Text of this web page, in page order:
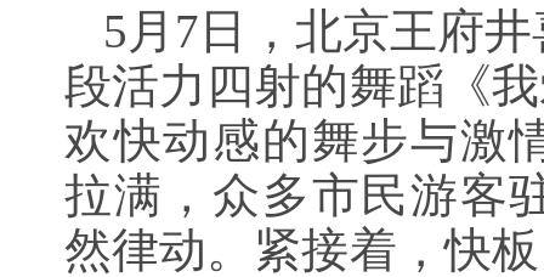
5月7日，北京王府
段活力四射的舞蹈《
欢快动感的舞步与激
拉满，众多市民游客
然律动。紧接着，快